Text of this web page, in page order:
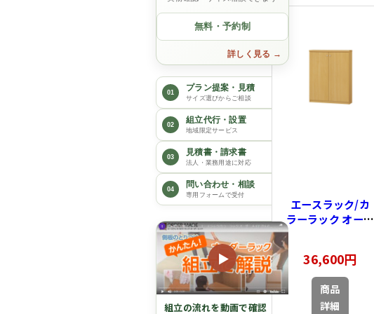
無料・予約制
詳しく見る
01 プラン提案・見積
サイズ選びからご相談
02 組立代行・設置
地域限定サービス
03 見積書・請求書
法人・業務用途に対応
04 問い合わせ・相談
専用フォームで受付
▶
組立の流れを動画で確認
エースラック/カ
ラーラック オーダ
88.1cm×幅60～
70cm（タフタイ
プ）
36,600円
商品
詳細